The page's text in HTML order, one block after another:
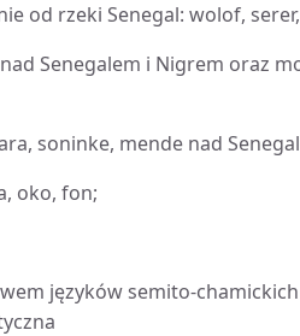
od rzeki Senegal: wolof,
Senegalem i Nigrem oraz
soninke, mende nad
oko, fon;
języków semito-